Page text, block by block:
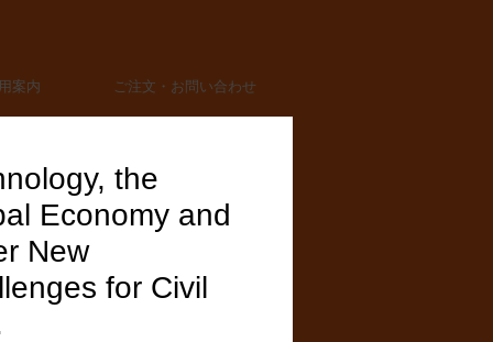
案内 ご注文・お問い合わせ
the
Economy and
New
for Civil